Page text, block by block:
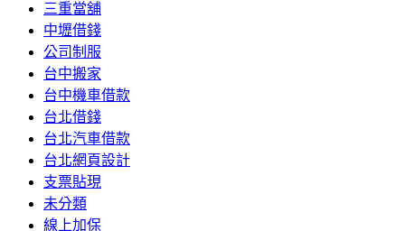
三重當舖
中壢借錢
公司制服
台中搬家
台中機車借款
台北借錢
台北汽車借款
台北網頁設計
支票貼現
未分類
線上加保